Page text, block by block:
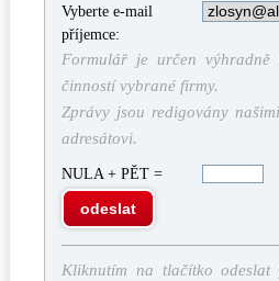
Vyberte e-mail
příjemce:
Formulář je určen výhradně
činností vybrané firmy.
Zprávy jsou redigovány
adresátovi.
NULA + PĚT =
odeslat
Kliknutím na tlačítko